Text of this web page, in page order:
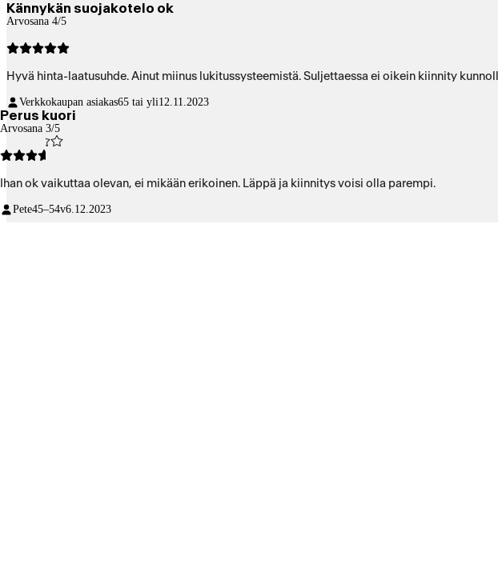
Kännykän suojakotelo ok
Arvosana 4/5
Verkkokaupan asiakas65 tai yli12.11.2023
Perus kuori
Arvosana 3/5
Ihan ok vaikuttaa olevan, ei mikään erikoinen. Läppä ja kiinnitys voisi olla parempi.
Pete45–54v6.12.2023